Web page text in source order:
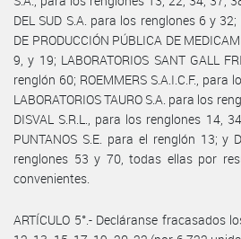
DEL SUD S.A. para los renglones 6 y 32;
DE PRODUCCIÓN PÚBLICA DE
9, y 19; LABORATORIOS SANT GALL
renglón 60; ROEMMERS S.A.I.C.F., para
LABORATORIOS TAURO S.A. para los
DISVAL S.R.L., para los renglones 14,
PUNTANOS S.E. para el renglón 13; y
renglones 53 y 70, todas ellas por
convenientes.
ARTÍCULO 5°.- Decláranse fracasados